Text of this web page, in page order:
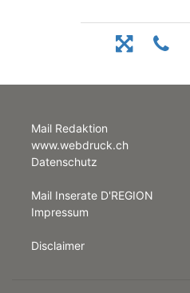
Mail Redaktion
www.webdruck.ch
Datenschutz
Mail Inserate D'REGION
Impressum
Disclaimer